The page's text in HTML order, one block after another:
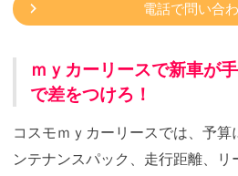
電話で問い合
ｍｙカーリースで新車が
で差をつけろ！
コスモｍｙカーリースでは、予算
ンテナンスパック、走行距離、